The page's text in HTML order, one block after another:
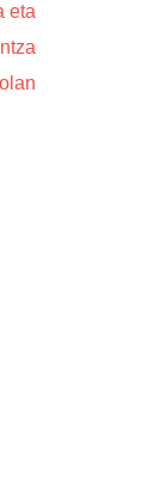
eta